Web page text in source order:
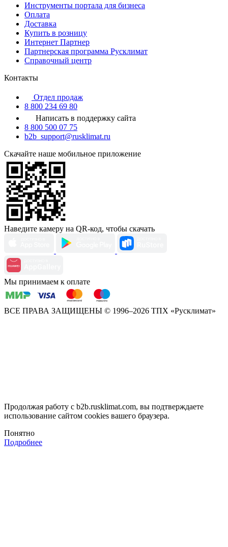
Инструменты портала для бизнеса
Оплата
Доставка
Купить в розницу
Интернет Партнер
Партнерская программа Русклимат
Справочный центр
Контакты
Отдел продаж
8 800 234 69 80
Написать в поддержку сайта
8 800 500 07 75
b2b_support@rusklimat.ru
Скачайте наше мобильное приложение
Наведите камеру на QR-код, чтобы скачать
Мы принимаем к оплате
ВСЕ ПРАВА ЗАЩИЩЕНЫ © 1996–2026 ТПХ «Русклимат»
Продолжая работу с b2b.rusklimat.com, вы подтверждаете
использование сайтом cookies вашего браузера.
Понятно
Подробнее